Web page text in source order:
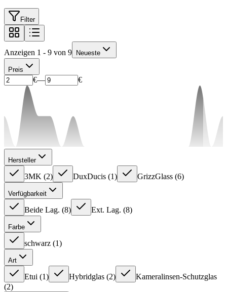
Filter
Anzeigen 1 - 9 von 9 Neueste
Preis
€— €
Hersteller
3MK (2) DuxDucis (1) GrizzGlass (6)
Verfügbarkeit
Beide Lag. (8) Ext. Lag. (8)
Farbe
schwarz (1)
Art
Etui (1) Hybridglas (2)
Kameralinsen-Schutzglas
(2)